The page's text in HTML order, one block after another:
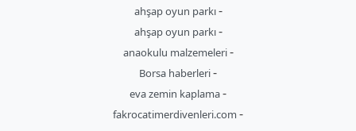
ahşap oyun parkı-
ahşap oyun parkı-
anaokulu malzemeleri-
Borsa haberleri-
eva zemin kaplama-
fakrocatimerdivenleri.com -